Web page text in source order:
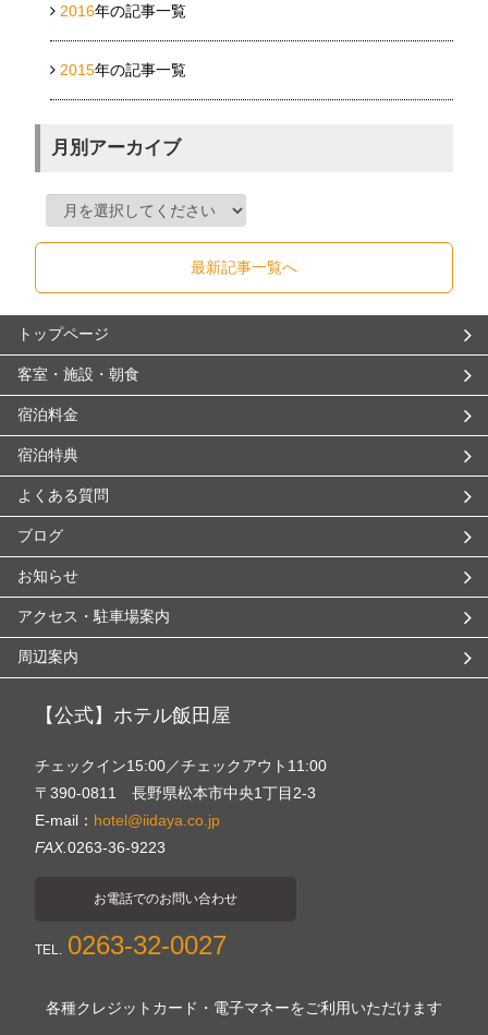
2016年の記事一覧
2015年の記事一覧
月別アーカイブ
最新記事一覧へ
トップページ
客室・施設・朝食
宿泊料金
宿泊特典
よくある質問
ブログ
お知らせ
アクセス・駐車場案内
周辺案内
【公式】ホテル飯田屋
チェックイン15:00／チェックアウト11:00
〒390-0811 長野県松本市中央1丁目2-3
E-mail： hotel@iidaya.co.jp
FAX.0263-36-9223
お電話でのお問い合わせ
TEL. 0263-32-0027
各種クレジットカード・電子マネーをご利用いただけます